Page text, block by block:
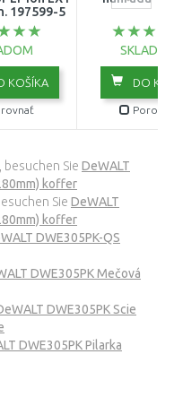
197599-5
KOŠÍKA DO
besuchen Sie DeWALT
koffer
Sie DeWALT
koffer
DWE305PK-QS
DWE305PK Mečová
DWE305PK Scie
DWE305PK Pilarka